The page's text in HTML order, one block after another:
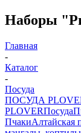
Наборы
Главная
-
Каталог
-
Посуда
ПОСУДА
PLOVERПосуда
ПчакиАлтайская